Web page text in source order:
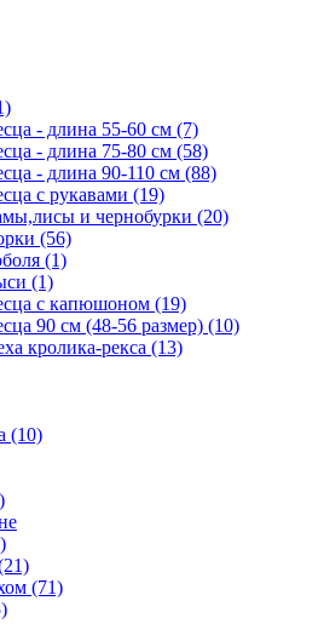
- длина 55-60 см (7)
- длина 75-80 см (58)
- длина 90-110 см (88)
с рукавами (19)
и чернобурки (20)
(56)
(1)
(1)
с капюшоном (19)
90 см (48-56 размер) (10)
кролика-рекса (13)
(10)
(71)